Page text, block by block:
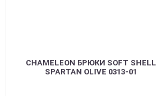
CHAMELEON БРЮКИ SOFT SHELL
SPARTAN OLIVE 0313-01